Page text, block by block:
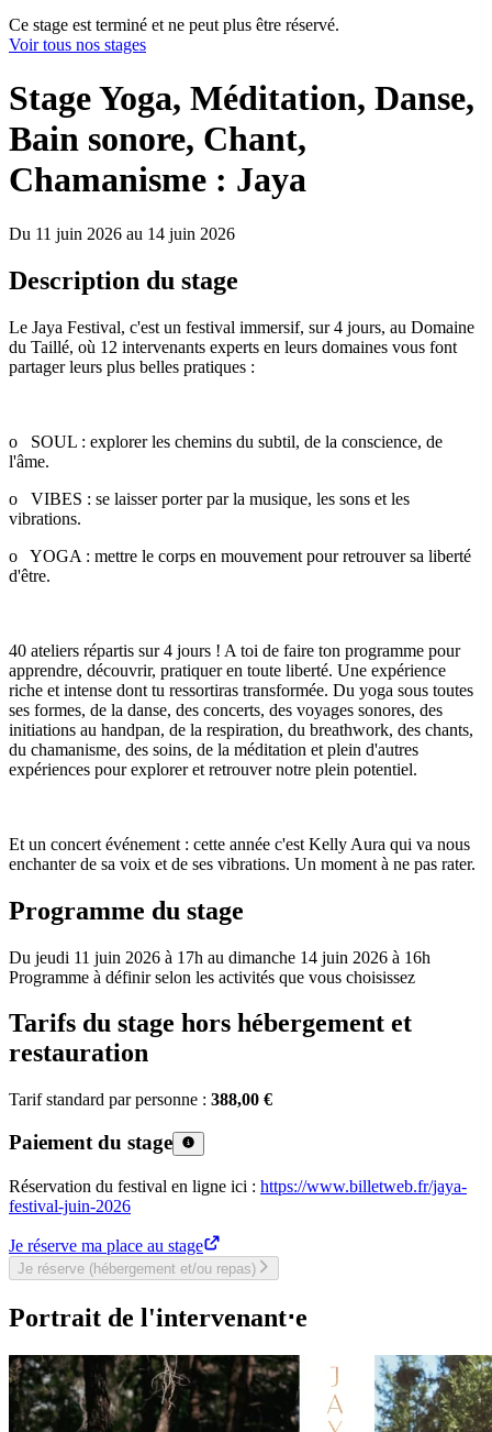
Ce stage est terminé et ne peut plus être réservé.
Voir tous nos stages
Stage Yoga, Méditation, Danse,
Bain sonore, Chant,
Chamanisme : Jaya
Du 11 juin 2026 au 14 juin 2026
Description du stage
Le Jaya Festival, c'est un festival immersif, sur 4 jours, au Domaine
du Taillé, où 12 intervenants experts en leurs domaines vous font
partager leurs plus belles pratiques :
o SOUL : explorer les chemins du subtil, de la conscience, de
l'âme.
o VIBES : se laisser porter par la musique, les sons et les
vibrations.
o YOGA : mettre le corps en mouvement pour retrouver sa liberté
d'être.
40 ateliers répartis sur 4 jours ! A toi de faire ton programme pour
apprendre, découvrir, pratiquer en toute liberté. Une expérience
riche et intense dont tu ressortiras transformée. Du yoga sous toutes
ses formes, de la danse, des concerts, des voyages sonores, des
initiations au handpan, de la respiration, du breathwork, des chants,
du chamanisme, des soins, de la méditation et plein d'autres
expériences pour explorer et retrouver notre plein potentiel.
Et un concert événement : cette année c'est Kelly Aura qui va nous
enchanter de sa voix et de ses vibrations. Un moment à ne pas rater.
Programme du stage
Du jeudi 11 juin 2026 à 17h au dimanche 14 juin 2026 à 16h
Programme à définir selon les activités que vous choisissez
Tarifs du stage hors hébergement et
restauration
Tarif standard par personne : 388,00 €
Paiement du stage
Réservation du festival en ligne ici : https://www.billetweb.fr/jaya-
festival-juin-2026
Je réserve ma place au stage
Je réserve (hébergement et/ou repas)
Portrait de l'intervenant⋅e